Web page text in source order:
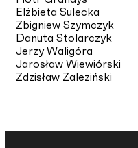
Elżbieta Sulecka
Zbigniew Szymczyk
Danuta Stolarczyk
Jerzy Waligóra
Jarosław Wiewiórski
Zdzisław Zaleziński